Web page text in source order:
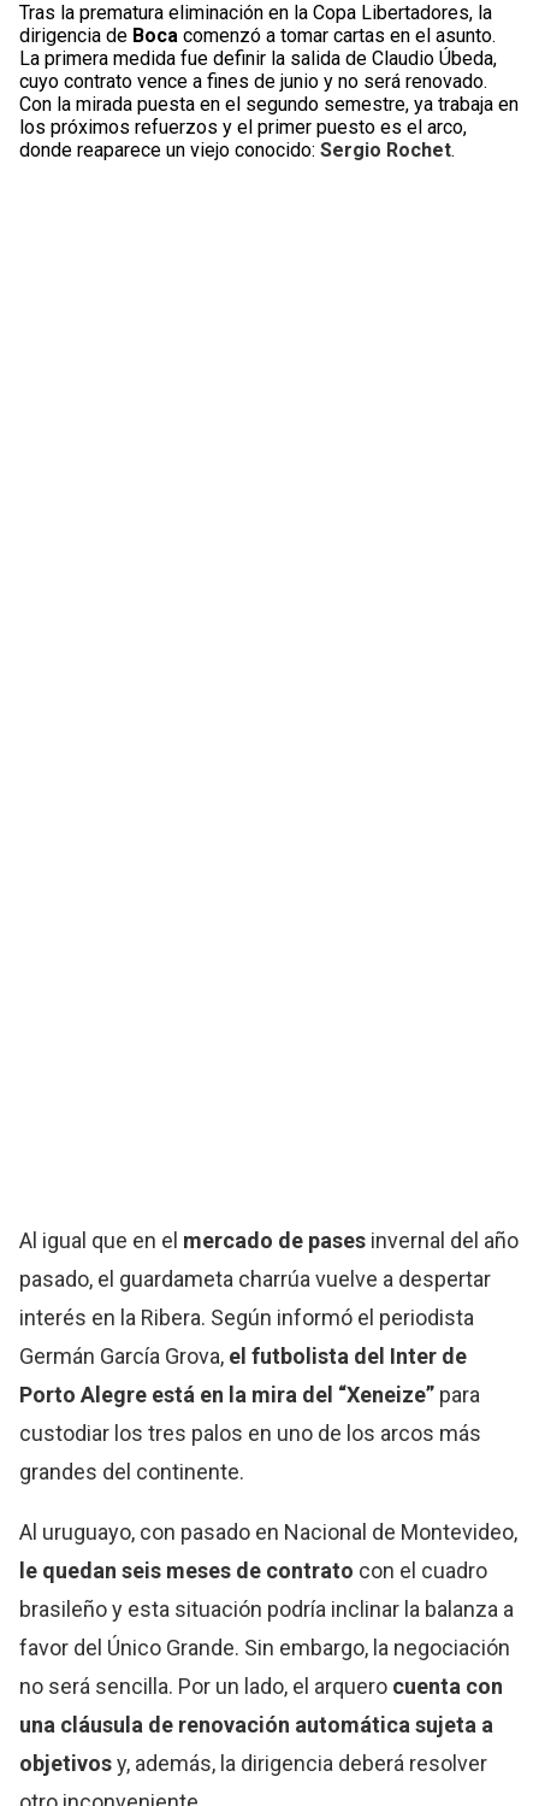
Tras la prematura eliminación en la Copa Libertadores, la
dirigencia de Bocacomenzó a tomar cartas en el asunto.
La primera medida fue definir la salida de Claudio Úbeda,
cuyo contrato vence a fines de junio y no será renovado.
Con la mirada puesta en el segundo semestre, ya trabaja en
los próximos refuerzos y el primer puesto es el arco,
donde reaparece un viejo conocido:Sergio Rochet.
Al igual que en el mercado de pases invernal del año
pasado, el guardameta charrúa vuelve a despertar
interés en la Ribera. Según informó el periodista
Germán García Grova, el futbolista del Inter de
Porto Alegre está en la mira del “Xeneize” para
custodiar los tres palos en uno de los arcos más
grandes del continente.
Al uruguayo, con pasado en Nacional de Montevideo,
le quedan seis meses de contrato con el cuadro
brasileño y esta situación podría inclinar la balanza a
favor del Único Grande. Sin embargo, la negociación
no será sencilla. Por un lado, el arquero cuenta con
una cláusula de renovación automática sujeta a
objetivosy, además, la dirigencia deberá resolver